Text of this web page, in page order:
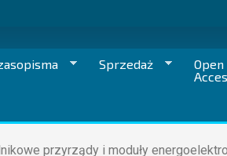
Sprzedaż
Open
przyrządy i moduły